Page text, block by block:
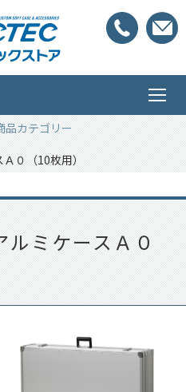
品カテゴリー
０（10枚用）
ミケースＡ０